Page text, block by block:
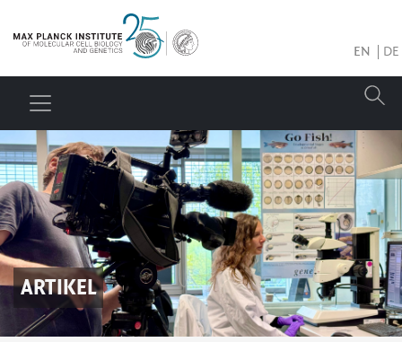
EN DE
ARTIKEL